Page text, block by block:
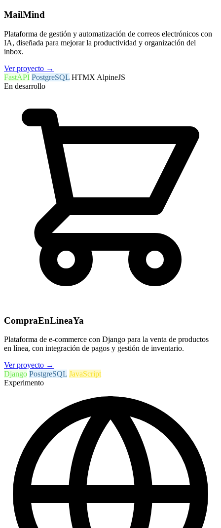
MailMind
Plataforma de gestión y automatización de correos electrónicos con
IA, diseñada para mejorar la productividad y organización del
inbox.
Ver proyecto →
FastAPI PostgreSQL HTMX AlpineJS
En desarrollo
CompraEnLineaYa
Plataforma de e-commerce con Django para la venta de productos
en línea, con integración de pagos y gestión de inventario.
Ver proyecto →
Django PostgreSQL JavaScript
Experimento